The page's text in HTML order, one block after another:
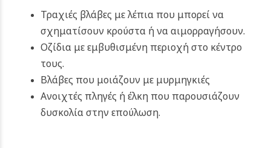
Τραχιές βλάβες με λέπια που μπορεί να
σχηματίσουν κρούστα ή να αιμορραγήσουν.
Οζίδια με εμβυθισμένη περιοχή στο κέντρο
τους.
Βλάβες που μοιάζουν με μυρμηγκιές
Ανοιχτές πληγές ή έλκη που παρουσιάζουν
δυσκολία στην επούλωση.